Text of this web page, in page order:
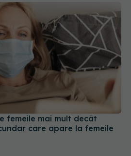
femeile mai mult decât
care apare la femeile